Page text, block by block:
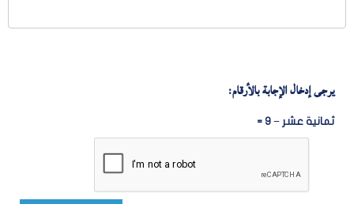
يرجى إدخال الإجابة بالأرقام:
ثمانية عشر − 9 =